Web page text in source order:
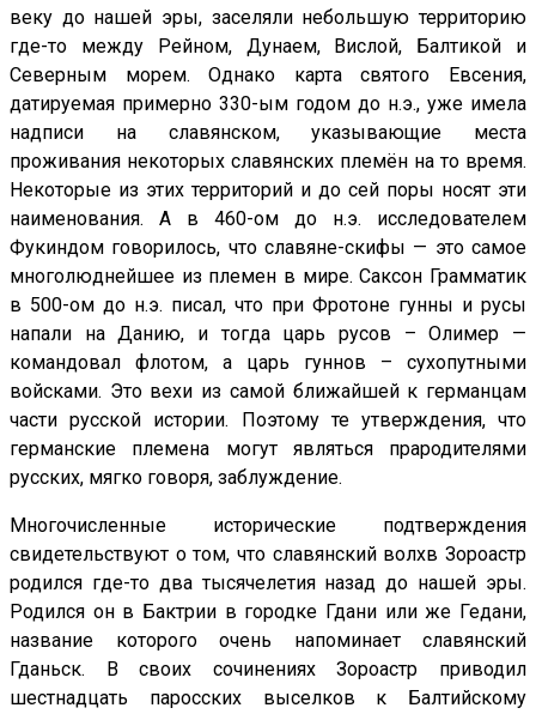
веку до нашей эры, заселяли небольшую территорию
где-то между Рейном, Дунаем, Вислой, Балтикой и
Северным морем. Однако карта святого Евсения,
датируемая примерно 330-ым годом до н.э., уже имела
надписи на славянском, указывающие места
проживания некоторых славянских племён на то время.
Некоторые из этих территорий и до сей поры носят эти
наименования. А в 460-ом до н.э. исследователем
Фукиндом говорилось, что славяне-скифы — это самое
многолюднейшее из племен в мире. Саксон Грамматик
в 500-ом до н.э. писал, что при Фротоне гунны и русы
напали на Данию, и тогда царь русов – Олимер —
командовал флотом, а царь гуннов – сухопутными
войсками. Это вехи из самой ближайшей к германцам
части русской истории. Поэтому те утверждения, что
германские племена могут являться прародителями
русских, мягко говоря, заблуждение.
Многочисленные исторические подтверждения
свидетельствуют о том, что славянский волхв Зороастр
родился где-то два тысячелетия назад до нашей эры.
Родился он в Бактрии в городке Гдани или же Гедани,
название которого очень напоминает славянский
Гданьск. В своих сочинениях Зороастр приводил
шестнадцать паросских выселков к Балтийскому